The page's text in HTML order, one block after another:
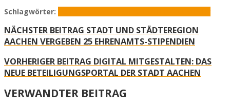
Schlagwörter:
NÄCHSTER BEITRAG STADT UND STÄDTEREGION
AACHEN VERGEBEN 25 EHRENAMTS-STIPENDIEN
VORHERIGER BEITRAG DIGITAL MITGESTALTEN: DAS
NEUE BETEILIGUNGSPORTAL DER STADT AACHEN
VERWANDTER BEITRAG